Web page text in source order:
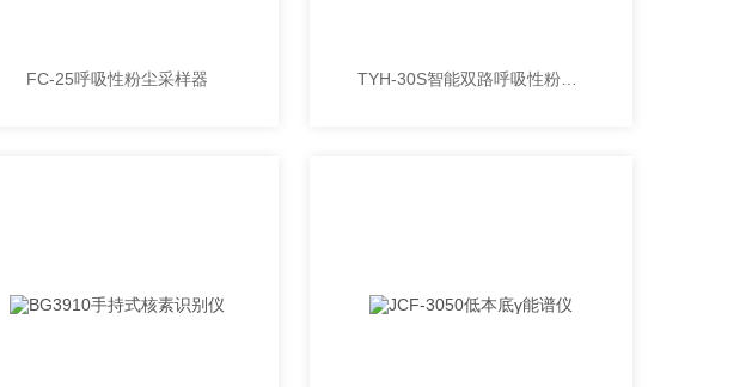
FC-25呼吸性粉尘采样器